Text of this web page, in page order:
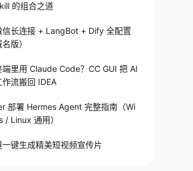
的组合之道
信长连接 + LangBot + Dify 全配置
名版）
端里用 Claude Code？CC GUI 把 AI
作流搬回 IDEA
部署 Hermes Agent 完整指南（Wi
/ Linux 通用）
一键生成精美短视频宣传片